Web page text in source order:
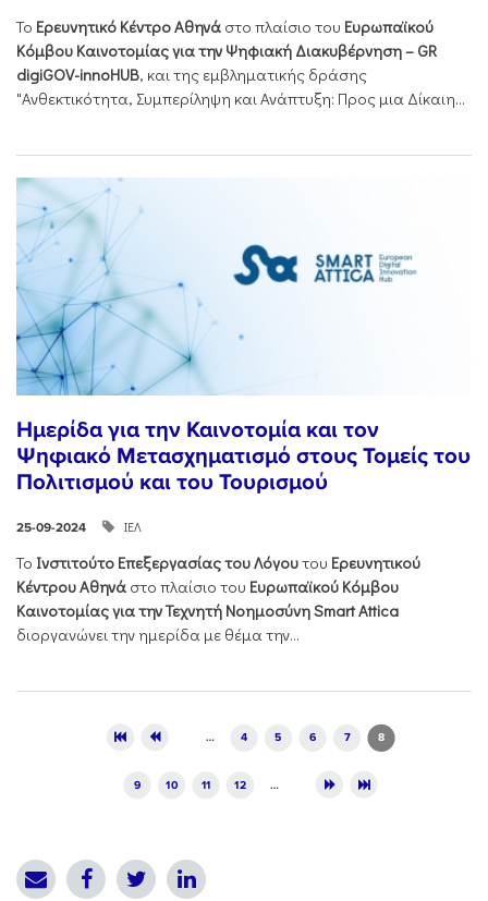
Το Ερευνητικό Κέντρο Αθηνά στο πλαίσιο του Ευρωπαϊκού
Κόμβου Καινοτομίας για την Ψηφιακή Διακυβέρνηση – GR
digiGOV-innoHUB, και της εμβληματικής δράσης
"Ανθεκτικότητα, Συμπερίληψη και Ανάπτυξη: Προς μια Δίκαιη...
Ημερίδα για την Καινοτομία και τον
Ψηφιακό Μετασχηματισμό στους Τομείς του
Πολιτισμού και του Τουρισμού
25-09-2024 ΙΕΛ
Το Ινστιτούτο Επεξεργασίας του Λόγουτου Ερευνητικού
Κέντρου Αθηνά στο πλαίσιο του Ευρωπαϊκού Κόμβου
Καινοτομίας για την Τεχνητή Νοημοσύνη Smart Attica
διοργανώνει την ημερίδα με θέμα την...
… 4 5 6 7 8
9 10 11 12 …